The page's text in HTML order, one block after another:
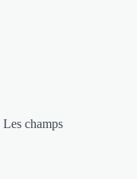
Les champs